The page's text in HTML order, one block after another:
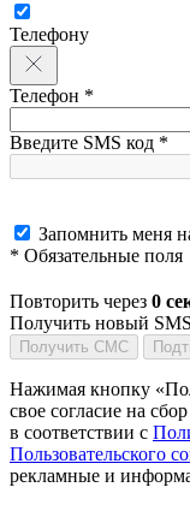
Телефону
Телефон *
Введите SMS код *
Запомнить меня
* Обязательные поля
Повторить через 0
Получить новый
Получить СМС
Нажимая кнопку
свое согласие на
в соответствии с
Пользовательского
рекламные и